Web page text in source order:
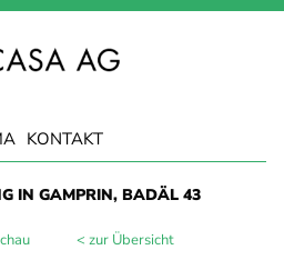
KONTAKT
IN GAMPRIN, BADÄL 43
< zur Übersicht